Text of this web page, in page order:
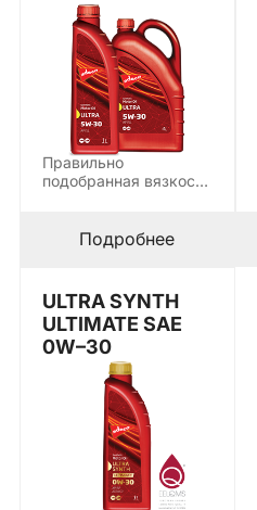
Правильно
подобранная вязкость
современного
двигателя. ULTRA…
Подробнее
ULTRA SYNTH
ULTIMATE SAE
0W–30